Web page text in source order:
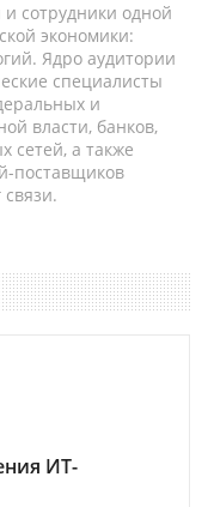
сотрудники одной
экономики:
Ядро аудитории
специалисты
и
власти, банков,
а также
поставщиков
ИТ-